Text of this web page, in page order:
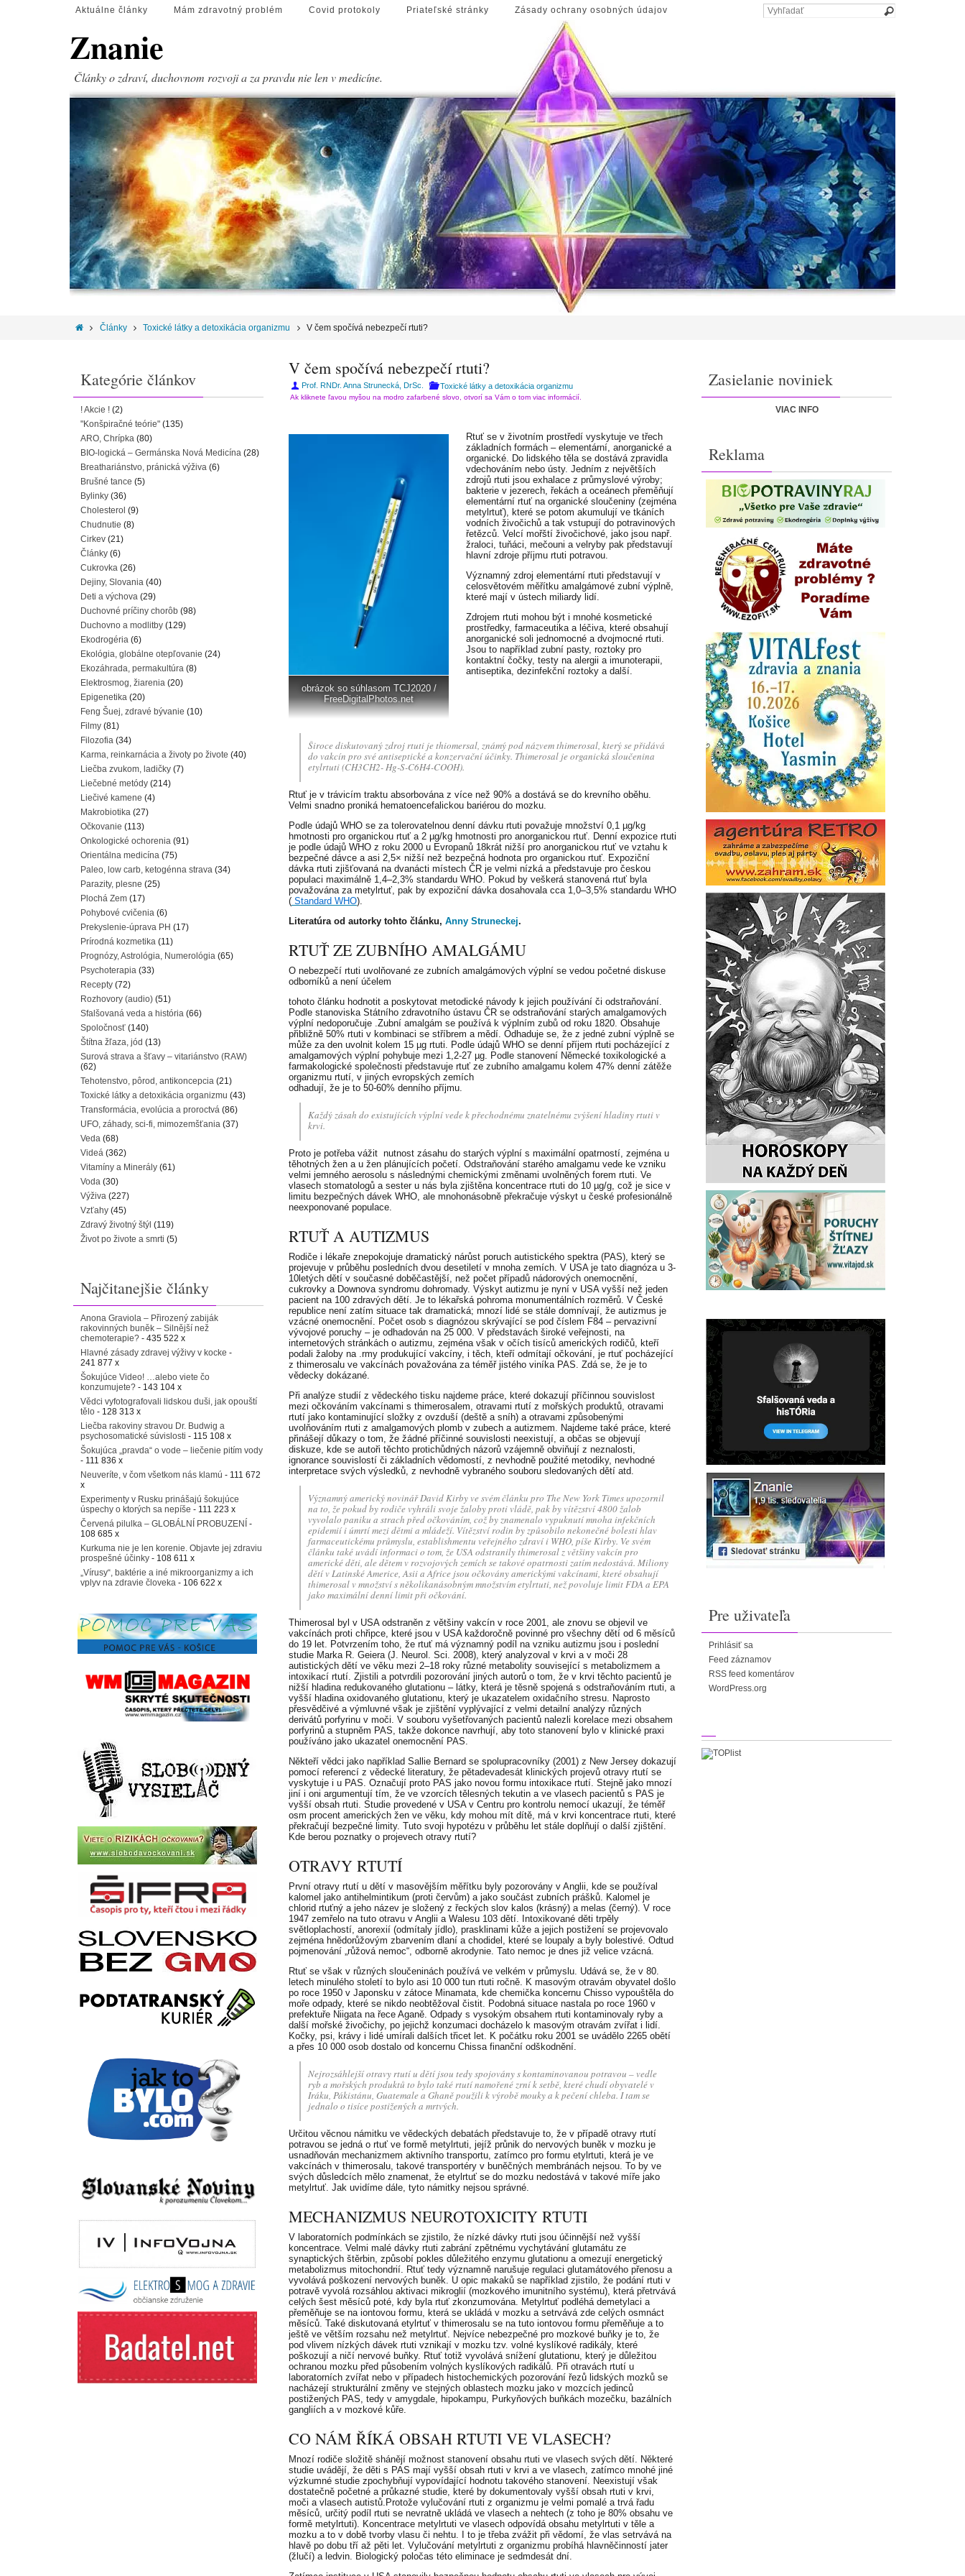
Aktuálne články Mám zdravotný problém Covid protokoly Priateľské stránky Zásady ochrany osobných údajov
Znanie
Články o zdraví, duchovnom rozvoji a za pravdu nie len v medicíne.
Články Toxické látky a detoxikácia organizmu V čem spočívá nebezpečí rtuti?
V čem spočívá nebezpečí rtuti?
Prof. RNDr. Anna Strunecká, DrSc. Toxické látky a detoxikácia organizmu
Ak kliknete ľavou myšou na modro zafarbené slovo, otvorí sa Vám o tom viac informácií.
obrázok so súhlasom TCJ2020 /
FreeDigitalPhotos.net
Rtuť se v životním prostředí vyskytuje ve třech
základních formách – elementární, anorganické a
organické. Do lidského těla se dostává zpravidla
vdechováním nebo ústy. Jedním z největších
zdrojů rtuti jsou exhalace z průmyslové výroby;
bakterie v jezerech, řekách a oceánech přeměňují
elementární rtuť na organické sloučeniny (zejména
metylrtuť), které se potom akumulují ve tkáních
vodních živočichů a tak vstupují do potravinových
řetězců. Velcí mořští živočichové, jako jsou např.
žraloci, tuňáci, mečouni a velryby pak představují
hlavní zdroje příjmu rtuti potravou.
Významný zdroj elementární rtuti představují v
celosvětovém měřítku amalgámové zubní výplně,
které mají v ústech miliardy lidí.
Zdrojem rtuti mohou být i mnohé kosmetické
prostředky, farmaceutika a léčiva, které obsahují
anorganické soli jednomocné a dvojmocné rtuti.
Jsou to například zubní pasty, roztoky pro
kontaktní čočky, testy na alergii a imunoterapii,
antiseptika, dezinfekční roztoky a další.
Široce diskutovaný zdroj rtuti je thiomersal, známý pod názvem thimerosal, který se přidává
do vakcín pro své antiseptické a konzervační účinky. Thimerosal je organická sloučenina
etylrtuti (CH3CH2- Hg-S-C6H4-COOH).
Rtuť je v trávicím traktu absorbována z více než 90% a dostává se do krevního oběhu.
Velmi snadno proniká hematoencefalickou bariérou do mozku.
Podle údajů WHO se za tolerovatelnou denní dávku rtuti považuje množství 0,1 µg/kg
hmotnosti pro organickou rtuť a 2 µg/kg hmotnosti pro anorganickou rtuť. Denní expozice rtuti
je podle údajů WHO z roku 2000 u Evropanů 18krát nižší pro anorganickou rtuť ve vztahu k
bezpečné dávce a asi 2,5× nižší než bezpečná hodnota pro organickou rtuť. Expoziční
dávka rtuti zjišťovaná na dvanácti místech ČR je velmi nízká a představuje pro českou
populaci maximálně 1,4–2,3% standardu WHO. Pokud by veškerá stanovená rtuť byla
považována za metylrtuť, pak by expoziční dávka dosahovala cca 1,0–3,5% standardu WHO
( Standard WHO).
Literatúra od autorky tohto článku, Anny Struneckej.
RTUŤ ZE ZUBNÍHO AMALGÁMU
O nebezpečí rtuti uvolňované ze zubních amalgámových výplní se vedou početné diskuse
odborníků a není účelem
tohoto článku hodnotit a poskytovat metodické návody k jejich používání či odstraňování.
Podle stanoviska Státního zdravotního ústavu ČR se odstraňování starých amalgamových
výplní nedoporučuje .Zubní amalgám se používá k výplním zubů od roku 1820. Obsahuje
přibližně 50% rtuti v kombinaci se stříbrem a mědí. Odhaduje se, že z jedné zubní výplně se
může za den uvolnit kolem 15 µg rtuti. Podle údajů WHO se denní příjem rtuti pocházející z
amalgamových výplní pohybuje mezi 1,2-27 µg. Podle stanovení Německé toxikologické a
farmakologické společnosti představuje rtuť ze zubního amalgamu kolem 47% denní zátěže
organizmu rtutí, v jiných evropských zemích
odhadují, že je to 50-60% denního příjmu.
Každý zásah do existujících výplní vede k přechodnému znatelnému zvýšení hladiny rtuti v
krvi.
Proto je potřeba vážit nutnost zásahu do starých výplní s maximální opatrností, zejména u
těhotných žen a u žen plánujících početí. Odstraňování starého amalgamu vede ke vzniku
velmi jemného aerosolu s následnými chemickými změnami uvolněných forem rtuti. Ve
vlasech stomatologů a sester u nás byla zjištěna koncentrace rtuti do 10 µg/g, což je sice v
limitu bezpečných dávek WHO, ale mnohonásobně překračuje výskyt u české profesionálně
neexponované populace.
RTUŤ A AUTIZMUS
Rodiče i lékaře znepokojuje dramatický nárůst poruch autistického spektra (PAS), který se
projevuje v průběhu posledních dvou desetiletí v mnoha zemích. V USA je tato diagnóza u 3-
10letých dětí v současné doběčastější, než počet případů nádorových onemocnění,
cukrovky a Downova syndromu dohromady. Výskyt autizmu je nyní v USA vyšší než jeden
pacient na 100 zdravých dětí. Je to lékařská pohroma monumentálních rozměrů. V České
republice není zatím situace tak dramatická; mnozí lidé se stále domnívají, že autizmus je
vzácné onemocnění. Počet osob s diagnózou skrývající se pod číslem F84 – pervazivní
vývojové poruchy – je odhadován na 25 000. V představách široké veřejnosti, na
internetových stránkách o autizmu, zejména však v očích tisíců amerických rodičů, kteří
podali žaloby na .rmy produkující vakcíny, i těch, kteří odmítají očkování, je rtuť pocházející
z thimerosalu ve vakcínách považována za téměř jistého viníka PAS. Zdá se, že je to
vědecky dokázané.
Při analýze studií z vědeckého tisku najdeme práce, které dokazují příčinnou souvislost
mezi očkováním vakcínami s thimerosalem, otravami rtutí z mořských produktů, otravami
rtutí jako kontaminující složky z ovzduší (deště a sníh) a otravami způsobenými
uvolňováním rtuti z amalgamových plomb v zubech a autizmem. Najdeme také práce, které
přinášejí důkazy o tom, že žádné příčinné souvislosti neexistují, a občas se objevují
diskuze, kde se autoři těchto protichůdných názorů vzájemně obviňují z neznalosti,
ignorance souvislostí či základních vědomostí, z nevhodně použité metodiky, nevhodné
interpretace svých výsledků, z nevhodně vybraného souboru sledovaných dětí atd.
Významný americký novinář David Kirby ve svém článku pro The New York Times upozornil
na to, že pokud by rodiče vyhráli svoje žaloby proti vládě, pak by vítězství 4800 žalob
vyvolalo paniku a strach před očkováním, což by znamenalo vypuknutí mnoha infekčních
epidemií i úmrtí mezi dětmi a mládeží. Vítězství rodin by způsobilo nekonečné bolesti hlav
farmaceutickému průmyslu, establishmentu veřejného zdraví i WHO, píše Kirby. Ve svém
článku také uvádí informaci o tom, že USA odstranily thimerosal z většiny vakcín pro
americké děti, ale dětem v rozvojových ze­mích se takové opatrnosti zatím nedostává. Miliony
dětí v Latinské Americe, Asii a Africe jsou očkovány americkými vakcínami, které obsahují
thimerosal v množství s několikanásobným množstvím etylrtuti, než povoluje limit FDA a EPA
jako maximální denní limit při očkování.
Thimerosal byl v USA odstraněn z většiny vakcín v roce 2001, ale znovu se objevil ve
vakcínách proti chřipce, které jsou v USA každoročně povinné pro všechny dětí od 6 měsíců
do 19 let. Potvrzením toho, že rtuť má významný podíl na vzniku autizmu jsou i poslední
studie Marka R. Geiera (J. Neurol. Sci. 2008), který analyzoval v krvi a v moči 28
autistických dětí ve věku mezi 2–18 roky různé metabolity související s metabolizmem a
intoxikací rtutí. Zjistili a potvrdili pozorování jiných autorů o tom, že v krvi těchto pacientů je
nižší hladina redukovaného glutationu – látky, která je těsně spojená s odstraňováním rtuti, a
vyšší hladina oxidovaného glutationu, který je ukazatelem oxidačního stresu. Naprosto
přesvědčivé a výmluvné však je zjištění vyplývající z velmi detailní analýzy různých
derivátů porfyrinu v moči. V souboru vyšetřovaných pacientů nalezli korelace mezi obsahem
porfyrinů a stupněm PAS, takže dokonce navrhují, aby toto stanovení bylo v klinické praxi
používáno jako ukazatel onemocnění PAS.
Někteří vědci jako například Sallie Bernard se spolupracovníky (2001) z New Jersey dokazují
pomocí referencí z vědecké literatury, že pětadevadesát klinických projevů otravy rtutí se
vyskytuje i u PAS. Označují proto PAS jako novou formu intoxikace rtutí. Stejně jako mnozí
jiní i oni argumentují tím, že ve vzorcích tělesných tekutin a ve vlasech pacientů s PAS je
vyšší obsah rtuti. Studie provedené v USA v Centru pro kontrolu nemocí ukazují, že téměř
osm procent amerických žen ve věku, kdy mohou mít dítě, má v krvi koncentrace rtuti, které
překračují bezpečné limity. Tuto svoji hypotézu v průběhu let stále doplňují o další zjištění.
Kde berou poznatky o projevech otravy rtutí?
OTRAVY RTUTÍ
První otravy rtutí u dětí v masovějším měřítku byly pozorovány v Anglii, kde se používal
kalomel jako antihelmintikum (proti červům) a jako součást zubních prášků. Kalomel je
chlorid rtuťný a jeho název je složený z řeckých slov kalos (krásný) a melas (černý). V roce
1947 zemřelo na tuto otravu v Anglii a Walesu 103 dětí. Intoxikované děti trpěly
světloplachostí, anorexií (odmítaly jídlo), prasklinami kůže a jejich postižení se projevovalo
zejména hnědorůžovým zbarvením dlaní a chodidel, které se loupaly a byly bolestivé. Odtud
pojmenování „růžová nemoc“, odborně akrodynie. Tato nemoc je dnes již velice vzácná.
Rtuť se však v různých sloučeninách používá ve velkém v průmyslu. Udává se, že v 80.
letech minulého století to bylo asi 10 000 tun rtuti ročně. K masovým otravám obyvatel došlo
po roce 1950 v Japonsku v zátoce Minamata, kde chemička koncernu Chisso vypouštěla do
moře odpady, které se nikdo neobtěžoval čistit. Podobná situace nastala po roce 1960 v
prefektuře Niigata na řece Aganě. Odpady s vysokým obsahem rtuti kontaminovaly ryby a
další mořské živočichy, po jejichž konzumaci docházelo k masovým otravám zvířat i lidí.
Kočky, psi, krávy i lidé umírali dalších třicet let. K počátku roku 2001 se uvádělo 2265 obětí
a přes 10 000 osob dostalo od koncernu Chissa finanční odškodnění.
Nejrozsáhlejší otravy rtutí u dětí jsou tedy spojovány s kontaminovanou potravou – vedle
ryb a mořských produktů to bylo také rtutí namořené zrní k setbě, které chudí obyvatelé v
Iráku, Pákistánu, Guatemale a Ghaně použili k výrobě mouky a k pečení chleba. I tam se
jednalo o tisíce postižených a mrtvých.
Určitou věcnou námitku ve vědeckých debatách představuje to, že v případě otravy rtutí
potravou se jedná o rtuť ve formě metylrtuti, jejíž průnik do nervových buněk v mozku je
usnadňován mechanizmem aktivního transportu, zatímco pro formu etylrtuti, která je ve
vakcínách v thimerosalu, takové transportéry v buněčných membránách nejsou. To by ve
svých důsledcích mělo znamenat, že etylrtuť se do mozku nedostává v takové míře jako
metylrtuť. Jak uvidíme dále, tyto námitky nejsou správné.
MECHANIZMUS NEUROTOXICITY RTUTI
V laboratorních podmínkách se zjistilo, že nízké dávky rtuti jsou účinnější než vyšší
koncentrace. Velmi malé dávky rtuti zabrání zpětnému vychytávání glutamátu ze
synaptických štěrbin, způsobí pokles důležitého enzymu glutationu a omezují energetický
metabolizmus mitochondrií. Rtuť tedy významně narušuje regulaci glutamátového přenosu a
vyvolává poškození nervových buněk. U opic makaků se například zjistilo, že podání rtuti v
potravě vyvolá rozsáhlou aktivaci mikroglií (mozkového imunitního systému), která přetrvává
celých šest měsíců poté, kdy byla rtuť zkonzumována. Metylrtuť podléhá demetylaci a
přeměňuje se na iontovou formu, která se ukládá v mozku a setrvává zde celých osmnáct
měsíců. Také diskutovaná etylrtuť v thimerosalu se na tuto iontovou formu přeměňuje a to
ještě ve větším rozsahu než metylrtuť. Nejvíce nebezpečné pro mozkové buňky je to, že
pod vlivem nízkých dávek rtuti vznikají v mozku tzv. volné kyslíkové radikály, které
poškozují a ničí nervové buňky. Rtuť totiž vyvolává snížení glutationu, který je důležitou
ochranou mozku před působením volných kyslíkových radikálů. Při otravách rtutí u
laboratorních zvířat nebo v případech histochemických pozorování řezů lidských mozků se
nacházejí strukturální změny ve stejných oblastech mozku jako v mozcích jedinců
postižených PAS, tedy v amygdale, hipokampu, Purkyňových buňkách mozečku, bazálních
gangliích a v mozkové kůře.
CO NÁM ŘÍKÁ OBSAH RTUTI VE VLASECH?
Mnozí rodiče složitě shánějí možnost stanovení obsahu rtuti ve vlasech svých dětí. Některé
studie uvádějí, že děti s PAS mají vyšší obsah rtuti v krvi a ve vlasech, zatímco mnohé jiné
výzkumné studie zpochybňují vypovídající hodnotu takového stanovení. Neexistují však
dostatečně početné a průkazné studie, které by dokumentovaly vyšší obsah rtuti v krvi,
moči a vlasech autistů.Protože vylučování rtuti z organizmu je velmi pomalé a trvá řadu
měsíců, určitý podíl rtuti se nevratně ukládá ve vlasech a nehtech (z toho je 80% obsahu ve
formě metylrtuti). Koncentrace metylrtuti ve vlasech odpovídá obsahu metylrtuti v těle a
mozku a to v době tvorby vlasu či nehtu. I to je třeba zvážit při vědomí, že vlas setrvává na
hlavě po dobu tří až pěti let. Vylučování metylrtuti z organizmu probíhá hlavněčinností jater
(žlučí) a ledvin. Biologický poločas této eliminace je sedmdesát dní.
Kategórie článkov
! Akcie ! (2)
"Konšpiračné teórie" (135)
ARO, Chrípka (80)
BIO-logická – Germánska Nová Medicína (28)
Breathariánstvo, pránická výživa (6)
Brušné tance (5)
Bylinky (36)
Cholesterol (9)
Chudnutie (8)
Cirkev (21)
Články (6)
Cukrovka (26)
Dejiny, Slovania (40)
Deti a výchova (29)
Duchovné príčiny chorôb (98)
Duchovno a modlitby (129)
Ekodrogéria (6)
Ekológia, globálne otepľovanie (24)
Ekozáhrada, permakultúra (8)
Elektrosmog, žiarenia (20)
Epigenetika (20)
Feng Šuej, zdravé bývanie (10)
Filmy (81)
Filozofia (34)
Karma, reinkarnácia a životy po živote (40)
Liečba zvukom, ladičky (7)
Liečebné metódy (214)
Liečivé kamene (4)
Makrobiotika (27)
Očkovanie (113)
Onkologické ochorenia (91)
Orientálna medicína (75)
Paleo, low carb, ketogénna strava (34)
Parazity, plesne (25)
Plochá Zem (17)
Pohybové cvičenia (6)
Prekyslenie-úprava PH (17)
Prírodná kozmetika (11)
Prognózy, Astrológia, Numerológia (65)
Psychoterapia (33)
Recepty (72)
Rozhovory (audio) (51)
Sfalšovaná veda a história (66)
Spoločnosť (140)
Štítna žľaza, jód (13)
Surová strava a šťavy – vitariánstvo (RAW)
(62)
Tehotenstvo, pôrod, antikoncepcia (21)
Toxické látky a detoxikácia organizmu (43)
Transformácia, evolúcia a proroctvá (86)
UFO, záhady, sci-fi, mimozemšťania (37)
Veda (68)
Videá (362)
Vitamíny a Minerály (61)
Voda (30)
Výživa (227)
Vzťahy (45)
Zdravý životný štýl (119)
Život po živote a smrti (5)
Najčitanejšie články
Anona Graviola – Přirozený zabiják
rakovinných buněk – Silnější než
chemoterapie? - 435 522 x
Hlavné zásady zdravej výživy v kocke -
241 877 x
Šokujúce Video! …alebo viete čo
konzumujete? - 143 104 x
Vědci vyfotografovali lidskou duši, jak opouští
tělo - 128 313 x
Liečba rakoviny stravou Dr. Budwig a
psychosomatické súvislosti - 115 108 x
Šokujúca „pravda“ o vode – liečenie pitím vody
- 111 836 x
Neuveríte, v čom všetkom nás klamú - 111 672
x
Experimenty v Rusku prinášajú šokujúce
úspechy o ktorých sa nepíše - 111 223 x
Červená pilulka – GLOBÁLNÍ PROBUZENÍ -
108 685 x
Kurkuma nie je len korenie. Objavte jej zdraviu
prospešné účinky - 108 611 x
„Vírusy“, baktérie a iné mikroorganizmy a ich
vplyv na zdravie človeka - 106 622 x
Zasielanie noviniek
VIAC INFO
Reklama
Pre uživateľa
Prihlásiť sa
Feed záznamov
RSS feed komentárov
WordPress.org